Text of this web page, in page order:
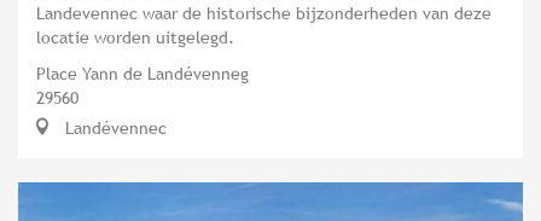
Landevennec waar de historische bijzonderheden van deze
locatie worden uitgelegd.
Place Yann de Landévenneg
29560
Landévennec